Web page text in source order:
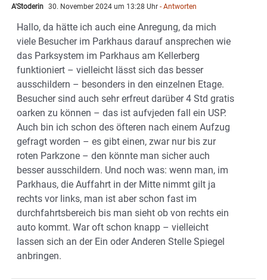
A'Stoderin 30. November 2024 um 13:28 Uhr - Antworten
Hallo, da hätte ich auch eine Anregung, da mich
viele Besucher im Parkhaus darauf ansprechen wie
das Parksystem im Parkhaus am Kellerberg
funktioniert – vielleicht lässt sich das besser
ausschildern – besonders in den einzelnen Etage.
Besucher sind auch sehr erfreut darüber 4 Std gratis
oarken zu können – das ist aufvjeden fall ein USP.
Auch bin ich schon des öfteren nach einem Aufzug
gefragt worden – es gibt einen, zwar nur bis zur
roten Parkzone – den könnte man sicher auch
besser ausschildern. Und noch was: wenn man, im
Parkhaus, die Auffahrt in der Mitte nimmt gilt ja
rechts vor links, man ist aber schon fast im
durchfahrtsbereich bis man sieht ob von rechts ein
auto kommt. War oft schon knapp – vielleicht
lassen sich an der Ein oder Anderen Stelle Spiegel
anbringen.